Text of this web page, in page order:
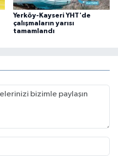
Yerköy-Kayseri YHT'de
çalışmaların yarısı
tamamlandı